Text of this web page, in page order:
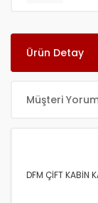
Ürün Detay
Müşteri
DFM ÇİFT KABİN